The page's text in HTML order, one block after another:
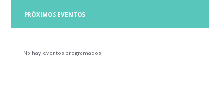
PRÓXIMOS EVENTOS
No hay eventos programados